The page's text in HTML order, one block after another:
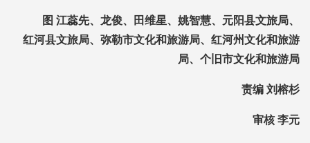
图 江蕊先、龙俊、田维星、姚智慧、元阳县文旅局、
红河县文旅局、弥勒市文化和旅游局、红河州文化和旅游
局、个旧市文化和旅游局
责编 刘榕杉
审核 李元